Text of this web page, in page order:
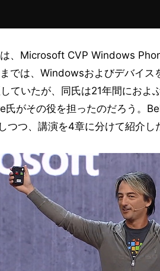
、Microsoft CVP Windows
では、Windowsおよびデバイ
ていたが、同氏は21年間におよ
氏がその役を担ったのだろう。
つつ、講演を4章に分けて紹介し